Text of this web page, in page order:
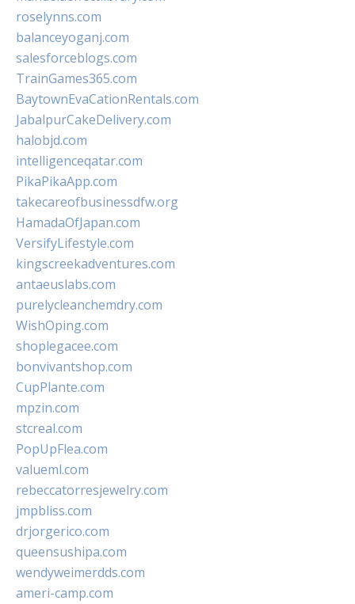
roselynns.com
balanceyoganj.com
salesforceblogs.com
TrainGames365.com
BaytownEvaCationRentals.com
JabalpurCakeDelivery.com
halobjd.com
intelligenceqatar.com
PikaPikaApp.com
takecareofbusinessdfw.org
HamadaOfJapan.com
VersifyLifestyle.com
kingscreekadventures.com
antaeuslabs.com
purelycleanchemdry.com
WishOping.com
shoplegacee.com
bonvivantshop.com
CupPlante.com
mpzin.com
stcreal.com
PopUpFlea.com
valueml.com
rebeccatorresjewelry.com
jmpbliss.com
drjorgerico.com
queensushipa.com
wendyweimerdds.com
ameri-camp.com